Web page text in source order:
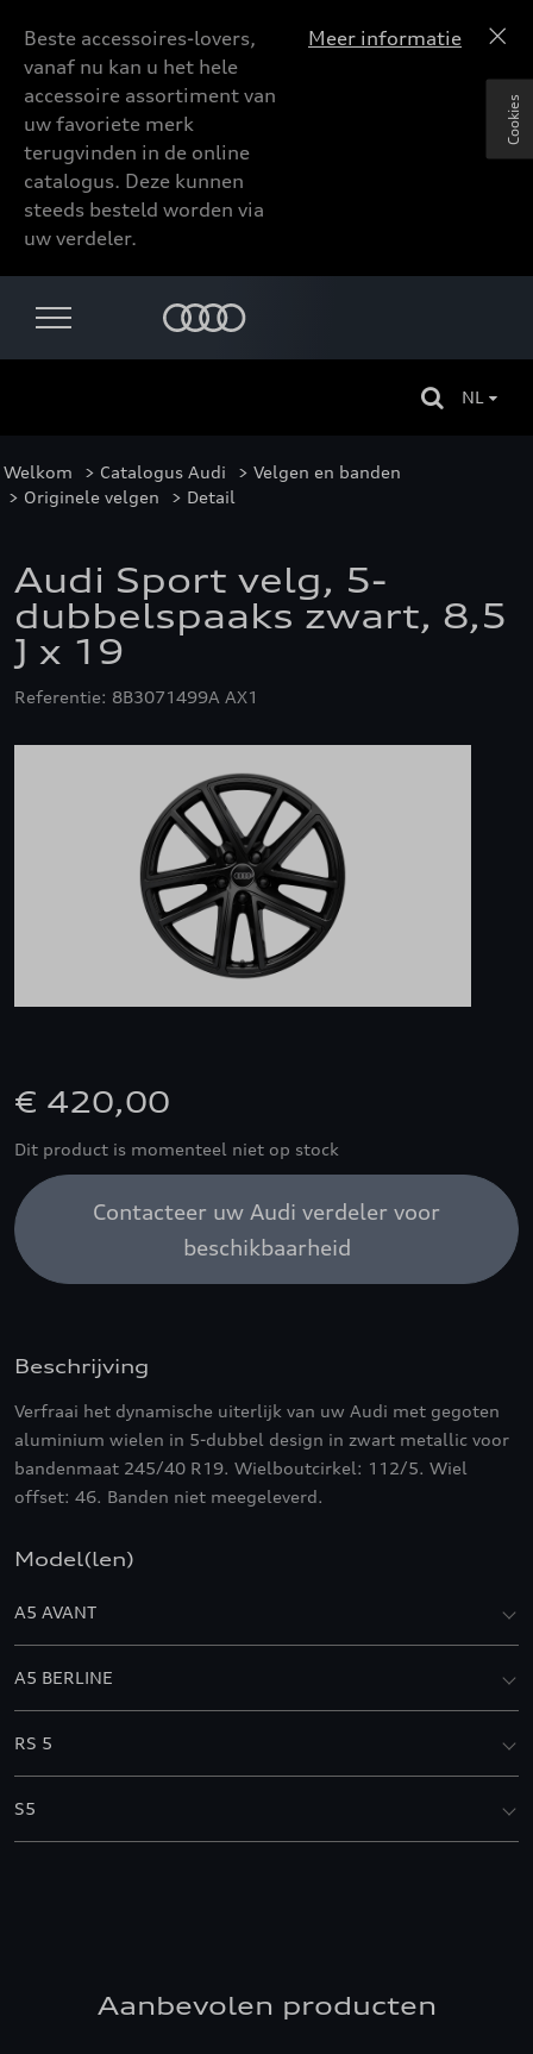
Beste accessoires-lovers,
vanaf nu kan u het hele
accessoire assortiment van
uw favoriete merk
terugvinden in de online
catalogus. Deze kunnen
steeds besteld worden via
uw verdeler.
Meer informatie
NL
Welkom > Catalogus Audi > Velgen en banden
> Originele velgen > Detail
Audi Sport velg, 5-
dubbelspaaks zwart, 8,5
J x 19
Referentie: 8B3071499A AX1
€ 420,00
Dit product is momenteel niet op stock
Contacteer uw Audi verdeler voor
beschikbaarheid
Beschrijving
Verfraai het dynamische uiterlijk van uw Audi met gegoten
aluminium wielen in 5-dubbel design in zwart metallic voor
bandenmaat 245/40 R19. Wielboutcirkel: 112/5. Wiel
offset: 46. Banden niet meegeleverd.
Model(len)
A5 AVANT
A5 BERLINE
RS 5
S5
Aanbevolen producten
Cookies